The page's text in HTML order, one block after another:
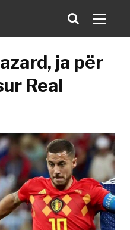
ja për
Real